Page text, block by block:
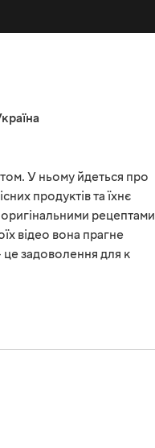
У ньому йдеться про
продуктів та їхнє
рецептами
відео вона прагне
це задоволення для к